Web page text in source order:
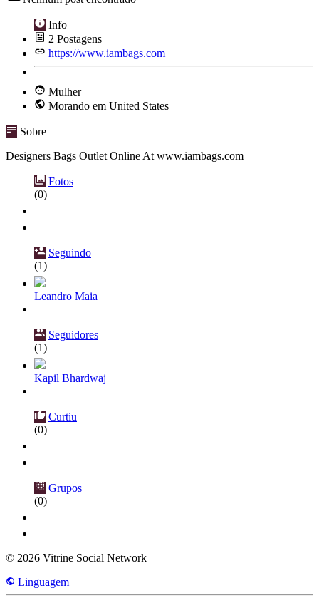
Info
2 Postagens
https://www.iambags.com
Mulher
Morando em United States
Sobre
Designers Bags Outlet Online At www.iambags.com
Fotos
(0)
Seguindo
(1)
Leandro Maia
Seguidores
(1)
Kapil Bhardwaj
Curtiu
(0)
Grupos
(0)
© 2026 Vitrine Social Network
Linguagem